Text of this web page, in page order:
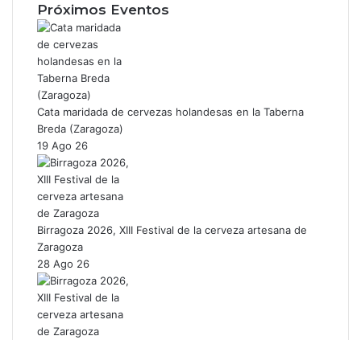
Próximos Eventos
Cata maridada de cervezas holandesas en la Taberna
Breda (Zaragoza)
19 Ago 26
Birragoza 2026, XIII Festival de la cerveza artesana de
Zaragoza
28 Ago 26